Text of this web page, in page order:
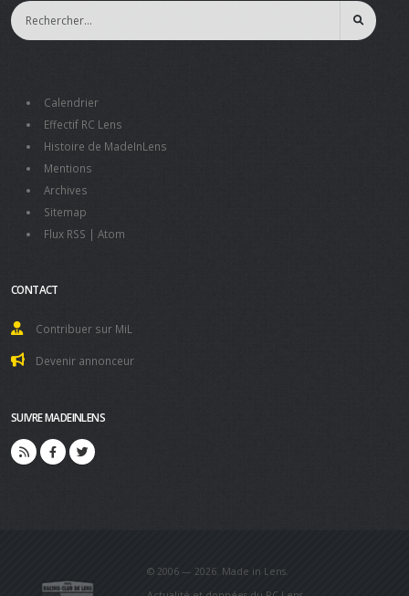
Calendrier
Effectif RC Lens
Histoire de MadeInLens
Mentions
Archives
Sitemap
Flux RSS | Atom
CONTACT
Contribuer sur MiL
Devenir annonceur
SUIVRE MADEINLENS
© 2006 — 2026. Made in Lens.